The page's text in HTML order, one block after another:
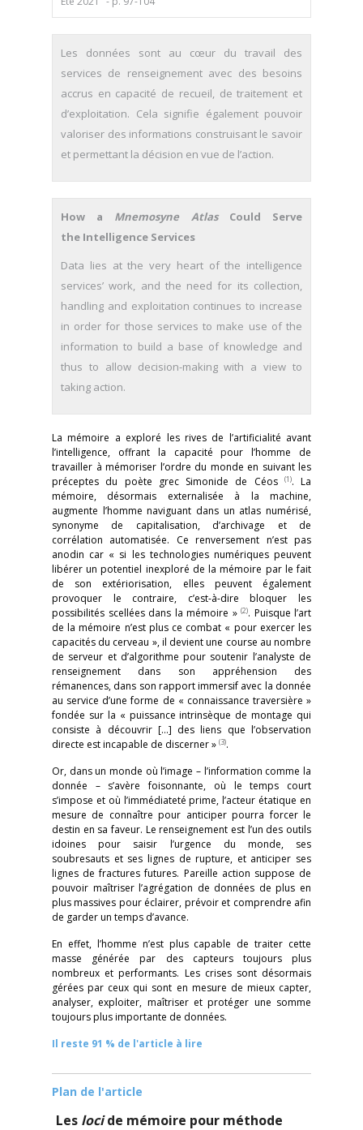
Les données sont au cœur du travail des
services de renseignement avec des besoins
accrus en capacité de recueil, de traitement et
d’exploitation. Cela signifie également pouvoir
valoriser des informations construisant le savoir
et permettant la décision en vue de l’action.
How a Mnemosyne AtlasCould Serve
the Intelligence Services
Data lies at the very heart of the intelligence
services’ work, and the need for its collection,
handling and exploitation continues to increase
in order for those services to make use of the
information to build a base of knowledge and
thus to allow decision-making with a view to
taking action.
La mémoire a exploré les rives de l’artificialité avant
l’intelligence, offrant la capacité pour l’homme de
travailler à mémoriser l’ordre du monde en suivant les
préceptes du poète grec Simonide de Céos
(1). La
mémoire, désormais externalisée à la machine,
augmente l’homme naviguant dans un atlas numérisé,
synonyme de capitalisation, d’archivage et de
corrélation automatisée. Ce renversement n’est pas
anodin car « si les technologies numériques peuvent
libérer un potentiel inexploré de la mémoire par le fait
de son extériorisation, elles peuvent également
provoquer le contraire, c’est-à-dire bloquer les
possibilités scellées dans la mémoire » (2). Puisque l’art
de la mémoire n’est plus ce combat « pour exercer les
capacités du cerveau », il devient une course au nombre
de serveur et d’algorithme pour soutenir l’analyste de
renseignement dans son appréhension des
rémanences, dans son rapport immersif avec la donnée
au service d’une forme de « connaissance traversière »
fondée sur la « puissance intrinsèque de montage qui
consiste à découvrir […] des liens que l’observation
directe est incapable de discerner » (3).
Or, dans un monde où l’image – l’information comme la
donnée – s’avère foisonnante, où le temps court
s’impose et où l’immédiateté prime, l’acteur étatique en
mesure de connaître pour anticiper pourra forcer le
destin en sa faveur. Le renseignement est l’un des outils
idoines pour saisir l’urgence du monde, ses
soubresauts et ses lignes de rupture, et anticiper ses
lignes de fractures futures. Pareille action suppose de
pouvoir maîtriser l’agrégation de données de plus en
plus massives pour éclairer, prévoir et comprendre afin
de garder un temps d’avance.
En effet, l’homme n’est plus capable de traiter cette
masse générée par des capteurs toujours plus
nombreux et performants. Les crises sont désormais
gérées par ceux qui sont en mesure de mieux capter,
analyser, exploiter, maîtriser et protéger une somme
toujours plus importante de données.
Il reste 91 % de l'article à lire
Plan de l'article
Les loci de mémoire pour méthode